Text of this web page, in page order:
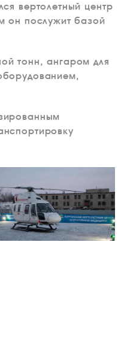
вертолетный центр
он послужит базой
тонн, ангаром для